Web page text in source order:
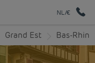
NL/€
Grand Est Bas-Rhin